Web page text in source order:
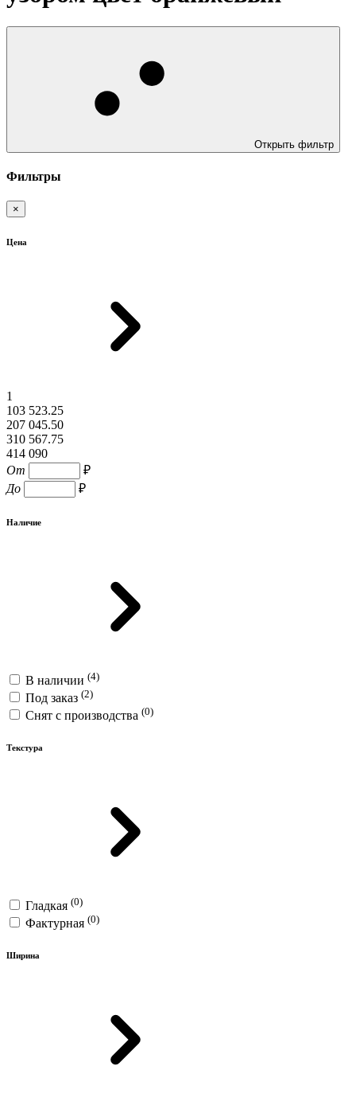
Открыть фильтр
Фильтры
×
Цена
1
103 523.25
207 045.50
310 567.75
414 090
От
₽
До
₽
Наличие
В наличии (4)
Под заказ (2)
Снят с производства (0)
Текстура
Гладкая (0)
Фактурная (0)
Ширина